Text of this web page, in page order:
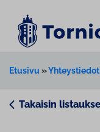
sisältöön
Etusivu »Yhteystiedot
Takaisin